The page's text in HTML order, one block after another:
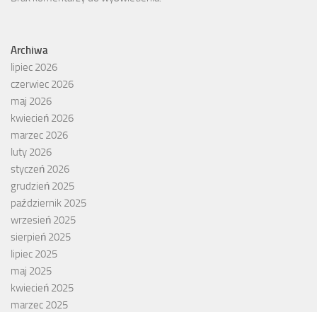
Archiwa
lipiec 2026
czerwiec 2026
maj 2026
kwiecień 2026
marzec 2026
luty 2026
styczeń 2026
grudzień 2025
październik 2025
wrzesień 2025
sierpień 2025
lipiec 2025
maj 2025
kwiecień 2025
marzec 2025